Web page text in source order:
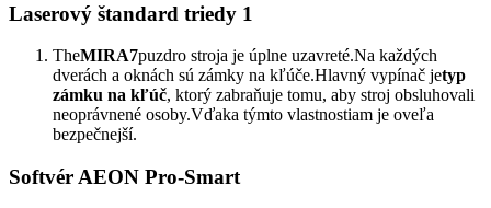
Laserový štandard triedy 1
TheMIRA7puzdro stroja je úplne uzavreté.Na každých
dverách a oknách sú zámky na kľúče.Hlavný vypínač jetyp
zámku na kľúč, ktorý zabraňuje tomu, aby stroj obsluhovali
neoprávnené osoby.Vďaka týmto vlastnostiam je oveľa
bezpečnejší.
Softvér AEON Pro-Smart